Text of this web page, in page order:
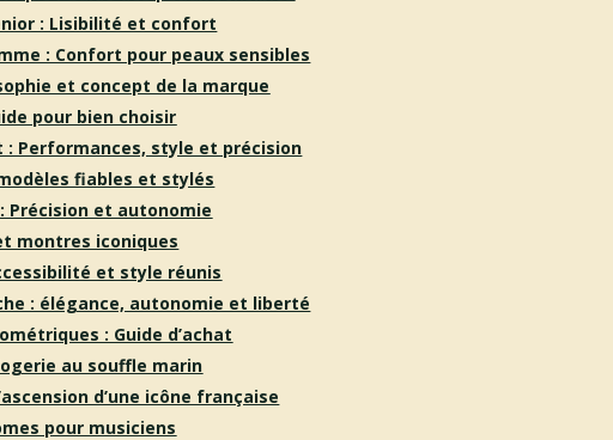
: Lisibilité et confort
: Confort pour peaux sensibles
et concept de la marque
pour bien choisir
: Performances, style et précision
fiables et stylés
Précision et autonomie
montres iconiques
et style réunis
: élégance, autonomie et liberté
: Guide d’achat
au souffle marin
d’une icône française
pour musiciens